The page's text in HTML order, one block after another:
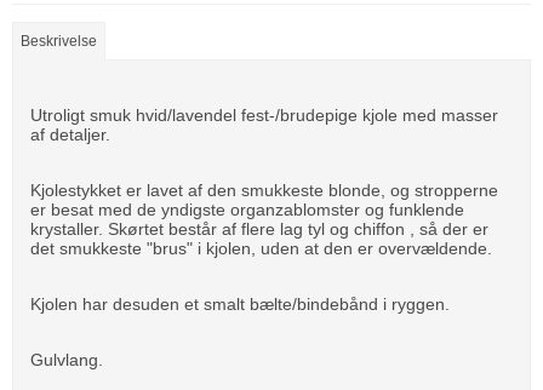
Beskrivelse
Utroligt smuk hvid/lavendel fest-/brudepige kjole med masser
af detaljer.
Kjolestykket er lavet af den smukkeste blonde, og stropperne
er besat med de yndigste organzablomster og funklende
krystaller. Skørtet består af flere lag tyl og chiffon , så der er
det smukkeste "brus" i kjolen, uden at den er overvældende.
Kjolen har desuden et smalt bælte/bindebånd i ryggen.
Gulvlang.